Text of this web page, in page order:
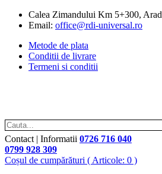
Calea Zimandului Km 5+300, Arad
Email: office@rdi-universal.ro
Metode de plata
Conditii de livrare
Termeni si conditii
Contact | Informatii 0726 716 040
0799 928 309
Coșul de cumpărături ( Articole: 0 )